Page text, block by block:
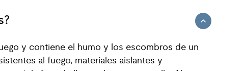
y contiene el humo y los escombros de un
al fuego, materiales aislantes y